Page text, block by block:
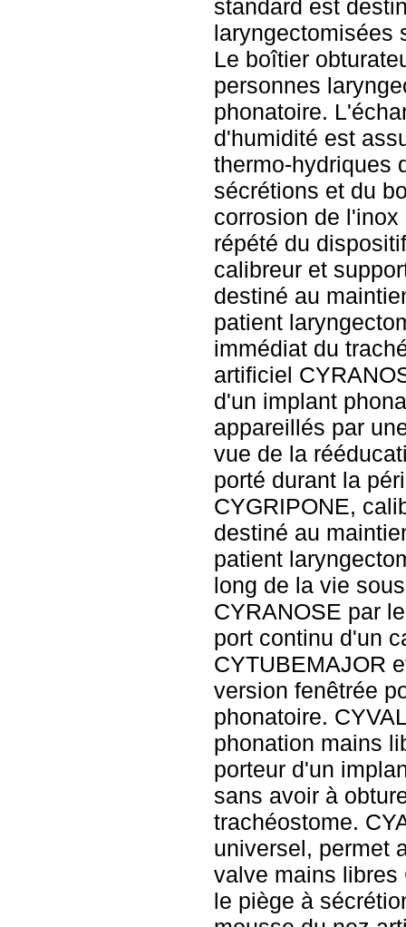
standard est
laryngectomisées
Le boîtier
personnes
phonatoire.
d'humidité est
thermo-hydriques
sécrétions et du
corrosion de
répété du
calibreur et
destiné au
patient
immédiat du
artificiel
d'un implant
appareillés par
vue de la
porté durant la
CYGRIPONE,
destiné au
patient
long de la vie
CYRANOSE par
port continu d'un
CYTUBEMAJOR
version fenêtrée
phonatoire.
phonation mains
porteur d'un
sans avoir à
trachéostome.
universel, permet
valve mains libres
le piège à